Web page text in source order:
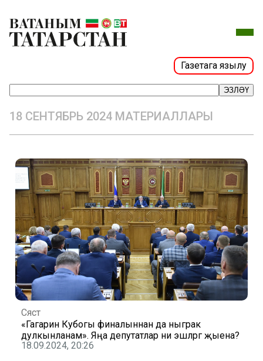
Газетага язылу
ЭЗЛӘҮ
18 СЕНТЯБРЬ 2024 МАТЕРИАЛЛАРЫ
Сәясәт
«Гагарин Кубогы финалыннан да ныграк
дулкынланам». Яңа депутатлар ни эшләргә җыена?
18.09.2024, 20:26